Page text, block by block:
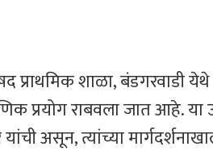
शाळा, बंडगरवाडी येथे
प्रयोग राबवला जात आहे. या
असून, त्यांच्या